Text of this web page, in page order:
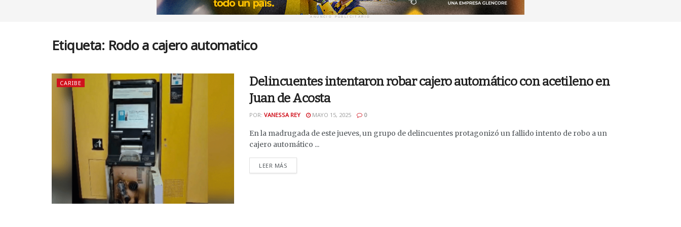
ANUNCIO PUBLICITARIO
Etiqueta: Rodo a cajero automatico
CARIBE
Delincuentes intentaron robar cajero automático con acetileno en
Juan de Acosta
POR: VANESSA REY MAYO 15, 2025 0
En la madrugada de este jueves, un grupo de delincuentes protagonizó un fallido intento de robo a un
cajero automático ...
LEER MÁS